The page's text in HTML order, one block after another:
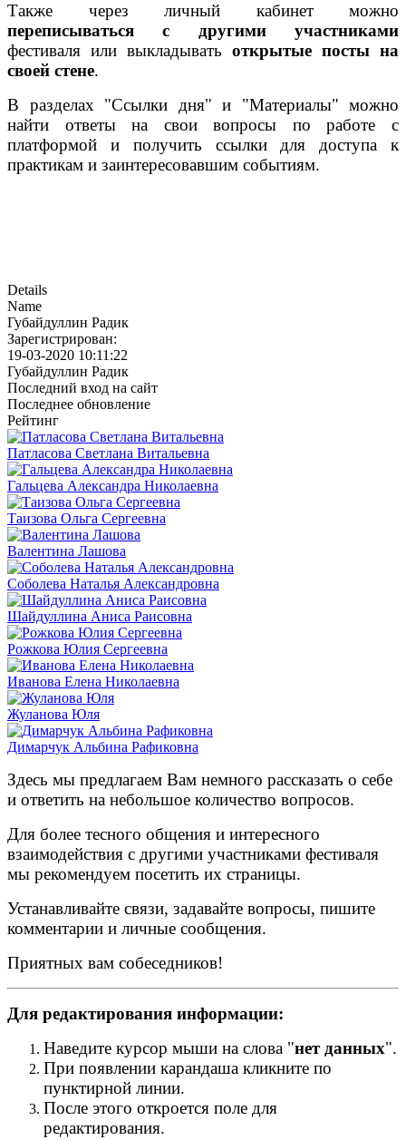
Также через личный кабинет можно
переписываться с другими участниками
фестиваля или выкладывать открытые посты на
своей стене.
В разделах "Ссылки дня" и "Материалы" можно
найти ответы на свои вопросы по работе с
платформой и получить ссылки для доступа к
практикам и заинтересовавшим событиям.
Details
Name
Губайдуллин Радик
Зарегистрирован:
19-03-2020 10:11:22
Губайдуллин Радик
Последний вход на сайт
Последнее обновление
Рейтинг
Патласова Светлана Витальевна
Гальцева Александра Николаевна
Таизова Ольга Сергеевна
Валентина Лашова
Соболева Наталья Александровна
Шайдуллина Аниса Раисовна
Рожкова Юлия Сергеевна
Иванова Елена Николаевна
Жуланова Юля
Димарчук Альбина Рафиковна
Здесь мы предлагаем Вам немного рассказать о себе
и ответить на небольшое количество вопросов.
Для более тесного общения и интересного
взаимодействия с другими участниками фестиваля
мы рекомендуем посетить их страницы.
Устанавливайте связи, задавайте вопросы, пишите
комментарии и личные сообщения.
Приятных вам собеседников!
Для редактирования информации:
Наведите курсор мыши на слова "нет данных".
При появлении карандаша кликните по
пунктирной линии.
После этого откроется поле для
редактирования.